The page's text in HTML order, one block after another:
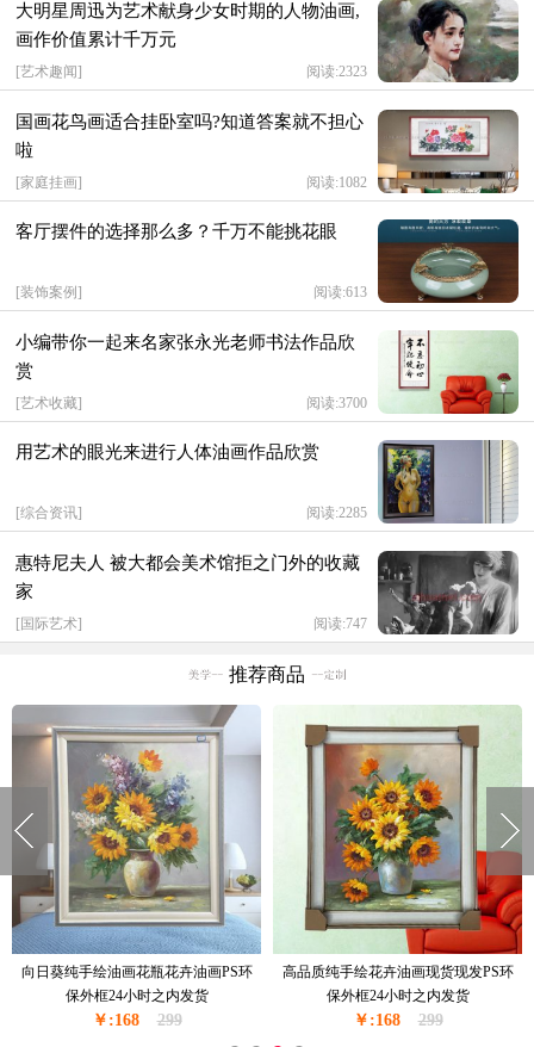
大明星周迅为艺术献身少女时期的人物油画,
画作价值累计千万元
[艺术趣闻] 阅读:2323
国画花鸟画适合挂卧室吗?知道答案就不担心
啦
[家庭挂画] 阅读:1082
客厅摆件的选择那么多？千万不能挑花眼
[装饰案例] 阅读:613
小编带你一起来名家张永光老师书法作品欣
赏
[艺术收藏] 阅读:3700
用艺术的眼光来进行人体油画作品欣赏
[综合资讯] 阅读:2285
惠特尼夫人 被大都会美术馆拒之门外的收藏
家
[国际艺术] 阅读:747
推荐商品
向日葵纯手绘油画花瓶花卉油画PS环
保外框24小时之内发货
￥:168 299
高品质纯手绘花卉油画现货现发PS环
保外框24小时之内发货
￥:168 299